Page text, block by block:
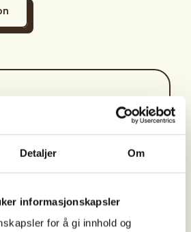
Detaljer Om
informasjonskapsler
for å gi innhold og